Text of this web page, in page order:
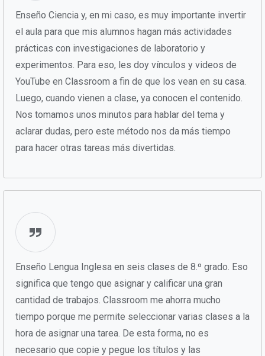
Enseño Ciencia y, en mi caso, es muy importante invertir
el aula para que mis alumnos hagan más actividades
prácticas con investigaciones de laboratorio y
experimentos. Para eso, les doy vínculos y videos de
YouTube en Classroom a fin de que los vean en su casa.
Luego, cuando vienen a clase, ya conocen el contenido.
Nos tomamos unos minutos para hablar del tema y
aclarar dudas, pero este método nos da más tiempo
para hacer otras tareas más divertidas.
Enseño Lengua Inglesa en seis clases de 8.º grado. Eso
significa que tengo que asignar y calificar una gran
cantidad de trabajos. Classroom me ahorra mucho
tiempo porque me permite seleccionar varias clases a la
hora de asignar una tarea. De esta forma, no es
necesario que copie y pegue los títulos y las